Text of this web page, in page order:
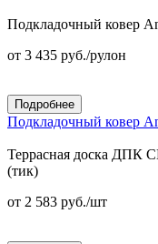
Подкладочный ковер
от 3 435 руб./рулон
Подробнее
Подкладочный ковер
Террасная доска ДПК
(тик)
от 2 583 руб./шт